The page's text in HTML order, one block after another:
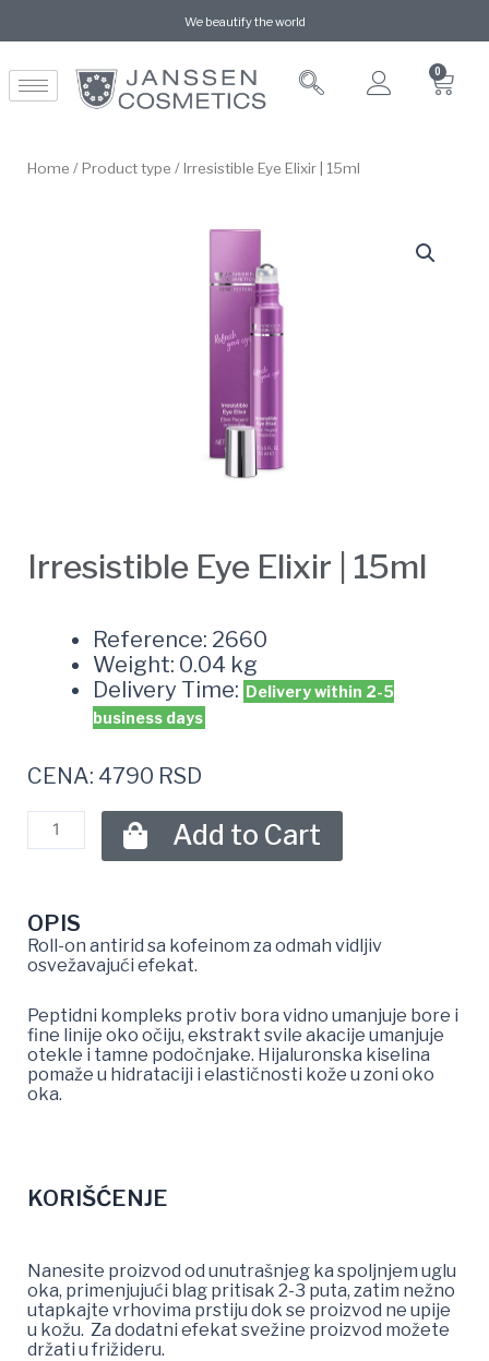
We beautify the world
0
Home /Product type / Irresistible Eye Elixir | 15ml
Irresistible Eye Elixir | 15ml
Reference: 2660
Weight: 0.04 kg
Delivery Time: Delivery within 2-5
business days
CENA: 4790 RSD
Add to Cart
OPIS
Roll-on antirid sa kofeinom za odmah vidljiv
osvežavajući efekat.
Peptidni kompleks protiv bora vidno umanjuje bore i
fine linije oko očiju, ekstrakt svile akacije umanjuje
otekle i tamne podočnjake. Hijaluronska kiselina
pomaže u hidrataciji i elastičnosti kože u zoni oko
oka.
KORIŠĆENJE
Nanesite proizvod od unutrašnjeg ka spoljnjem uglu
oka, primenjujući blag pritisak 2-3 puta, zatim nežno
utapkajte vrhovima prstiju dok se proizvod ne upije
u kožu. Za dodatni efekat svežine proizvod možete
držati u frižideru.